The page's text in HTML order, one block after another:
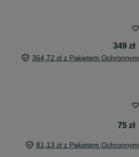
349 zł
364,72 zł z Pakietem Ochronnym
75 zł
81,13 zł z Pakietem Ochronnym